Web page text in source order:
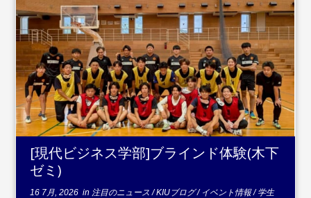
...続きを読む
[現代ビジネス学部]ブラインド体験(木下
ゼミ)
16 7月, 2026 in 注目のニュース/KIUブログ/ イベント情報/学生